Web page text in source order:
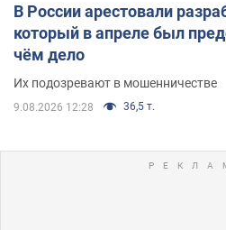
В России арестовали
который в апреле был
чём дело
Их подозревают в мошенничестве
9.08.2026 12:28 36,5 т.